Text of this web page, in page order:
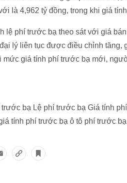
là 4,962 tỷ đồng, trong khi giá
lệ phí trước bạ theo sát với giá
lý liên tục được điều chỉnh tăng,
mức giá tính phí trước bạ mới,
bạ Lệ phí trước bạ Giá tính
tính phí trước bạ ô tô phí trước